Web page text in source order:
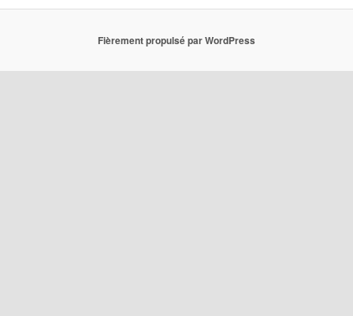
Fièrement propulsé par WordPress